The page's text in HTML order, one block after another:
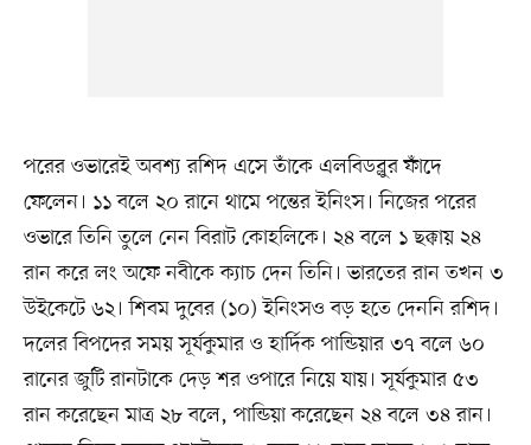
পরের ওভারেই অবশ্য রশিদ এসে তাঁকে এলবিডব্লুর ফাঁদে
ফেলেন। ১১ বলে ২০ রানে থামে পন্তের ইনিংস। নিজের পরের
ওভারে তিনি তুলে নেন বিরাট কোহলিকে। ২৪ বলে ১ ছক্কায় ২৪
রান করে লং অফে নবীকে ক্যাচ দেন তিনি। ভারতের রান তখন ৩
উইকেটে ৬২। শিবম দুবের (১০) ইনিংসও বড় হতে দেননি রশিদ।
দলের বিপদের সময় সূর্যকুমার ও হার্দিক পান্ডিয়ার ৩৭ বলে ৬০
রানের জুটি রানটাকে দেড় শর ওপারে নিয়ে যায়। সূর্যকুমার ৫৩
রান করেছেন মাত্র ২৮ বলে, পান্ডিয়া করেছেন ২৪ বলে ৩৪ রান।